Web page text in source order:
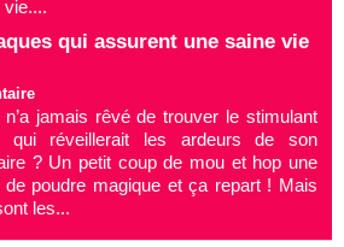
vie....
qui assurent une saine vie
jamais rêvé de trouver le stimulant
qui réveillerait les ardeurs de son
? Un petit coup de mou et hop une
de poudre magique et ça repart ! Mais
les...